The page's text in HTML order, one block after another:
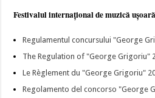
Festivalul internaţional de muzică
Regulamentul concursului "George
The Regulation of "George Grigoriu"
Le Règlement du "George Grigoriu"
Regolamento del concorso "George